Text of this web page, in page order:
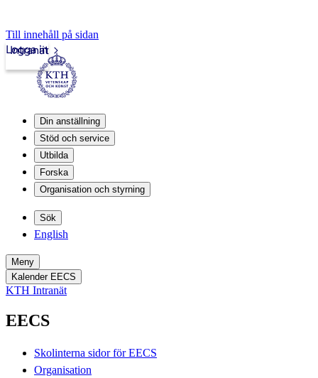
Till innehåll på sidan
Intranät
Logga in
Din anställning
Stöd och service
Utbilda
Forska
Organisation och styrning
Sök
English
Meny
Kalender EECS
KTH Intranät
EECS
Skolinterna sidor för EECS
Organisation